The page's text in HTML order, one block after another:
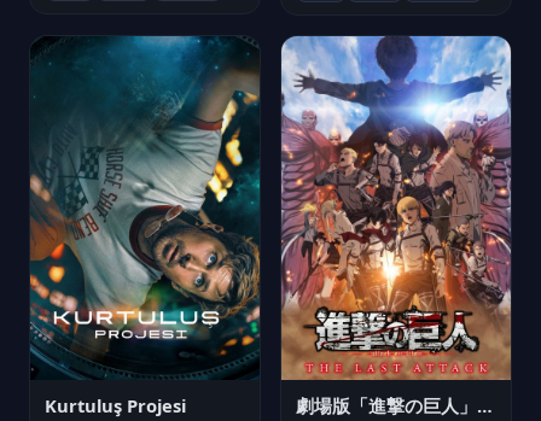
Kurtuluş Projesi 劇場版「進撃の巨人」完結編 THE LAST ATTACK